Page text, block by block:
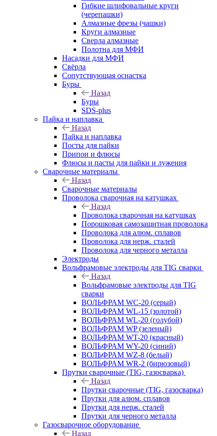
Гибкие шлифовальные круги
(черепашки)
Алмазные фрезы (чашки)
Круги алмазные
Сверла алмазные
Полотна для МФИ
Насадки для МФИ
Свёрла
Сопутствующая оснастка
Буры
Назад
Буры
SDS-plus
Пайка и наплавка
Назад
Пайка и наплавка
Посты для пайки
Припои и флюсы
Флюсы и пасты для пайки и лужения
Сварочные материалы
Назад
Сварочные материалы
Проволока сварочная на катушках
Назад
Проволока сварочная на катушках
Порошковая самозащитная проволока
Проволока для алюм. сплавов
Проволока для нерж. сталей
Проволока для черного металла
Электроды
Вольфрамовые электроды для TIG сварки
Назад
Вольфрамовые электроды для TIG
сварки
ВОЛЬФРАМ WC-20 (серый)
ВОЛЬФРАМ WL-15 (золотой)
ВОЛЬФРАМ WL-20 (голубой)
ВОЛЬФРАМ WP (зеленый)
ВОЛЬФРАМ WT-20 (красный)
ВОЛЬФРАМ WY-20 (синий)
ВОЛЬФРАМ WZ-8 (белый)
ВОЛЬФРАМ WR-2 (бирюзовый)
Прутки сварочные (TIG, газосварка)
Назад
Прутки сварочные (TIG, газосварка)
Прутки для алюм. сплавов
Прутки для нерж. сталей
Прутки для черного металла
Газосварочное оборудование
Назад